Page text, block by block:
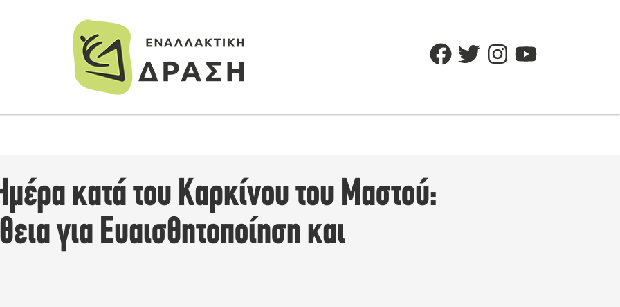
κατά του Καρκίνου του Μαστού:
για Ευαισθητοποίηση και